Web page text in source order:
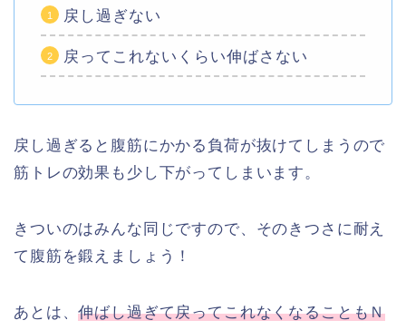
戻し過ぎない
戻ってこれないくらい伸ばさない
戻し過ぎると腹筋にかかる負荷が抜けてしまうので
筋トレの効果も少し下がってしまいます。
きついのはみんな同じですので、そのきつさに耐え
て腹筋を鍛えましょう！
あとは、伸ばし過ぎて戻ってこれなくなることもＮ